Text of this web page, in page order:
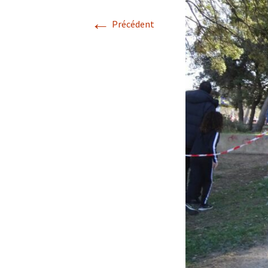
← Précédent